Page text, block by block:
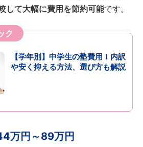
して大幅に費用を節約可能です。
ク
【学年別】中学生の塾費用！内訳
や安く抑える方法、選び方も解説
万円～89万円